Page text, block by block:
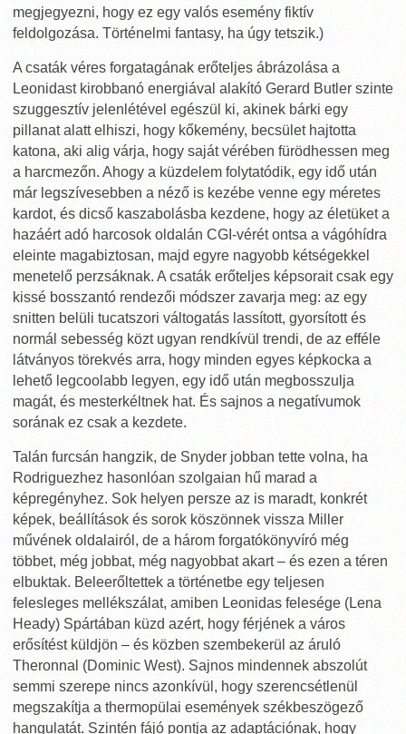
megjegyezni, hogy ez egy valós esemény fiktív
feldolgozása. Történelmi fantasy, ha úgy tetszik.)
A csaták véres forgatagának erőteljes ábrázolása a
Leonidast kirobbanó energiával alakító Gerard Butler szinte
szuggesztív jelenlétével egészül ki, akinek bárki egy
pillanat alatt elhiszi, hogy kőkemény, becsület hajtotta
katona, aki alig várja, hogy saját vérében fürödhessen meg
a harcmezőn. Ahogy a küzdelem folytatódik, egy idő után
már legszívesebben a néző is kezébe venne egy méretes
kardot, és dicső kaszabolásba kezdene, hogy az életüket a
hazáért adó harcosok oldalán CGI-vérét ontsa a vágóhídra
eleinte magabiztosan, majd egyre nagyobb kétségekkel
menetelő perzsáknak. A csaták erőteljes képsorait csak egy
kissé bosszantó rendezői módszer zavarja meg: az egy
snitten belüli tucatszori váltogatás lassított, gyorsított és
normál sebesség közt ugyan rendkívül trendi, de az efféle
látványos törekvés arra, hogy minden egyes képkocka a
lehető legcoolabb legyen, egy idő után megbosszulja
magát, és mesterkéltnek hat. És sajnos a negatívumok
sorának ez csak a kezdete.
Talán furcsán hangzik, de Snyder jobban tette volna, ha
Rodriguezhez hasonlóan szolgaian hű marad a
képregényhez. Sok helyen persze az is maradt, konkrét
képek, beállítások és sorok köszönnek vissza Miller
művének oldalairól, de a három forgatókönyvíró még
többet, még jobbat, még nagyobbat akart – és ezen a téren
elbuktak. Beleerőltettek a történetbe egy teljesen
felesleges mellékszálat, amiben Leonidas felesége (Lena
Heady) Spártában küzd azért, hogy férjének a város
erősítést küldjön – és közben szembekerül az áruló
Theronnal (Dominic West). Sajnos mindennek abszolút
semmi szerepe nincs azonkívül, hogy szerencsétlenül
megszakítja a thermopülai események székbeszögező
hangulatát. Szintén fájó pontja az adaptációnak, hogy